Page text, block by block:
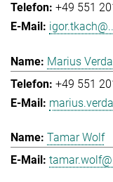
+49 551
Marius
+49 551
Tamar Wolf